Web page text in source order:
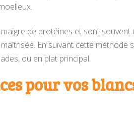
de protéines et sont
En suivant cette méthode
ou en plat principal.
pour vos